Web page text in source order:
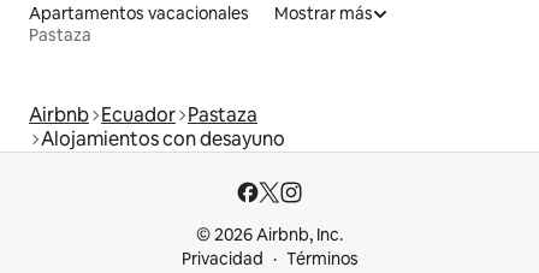
Apartamentos vacacionales
Pastaza
Mostrar más
Airbnb Ecuador Pastaza
Alojamientos con desayuno
© 2026 Airbnb, Inc.
Privacidad
Términos